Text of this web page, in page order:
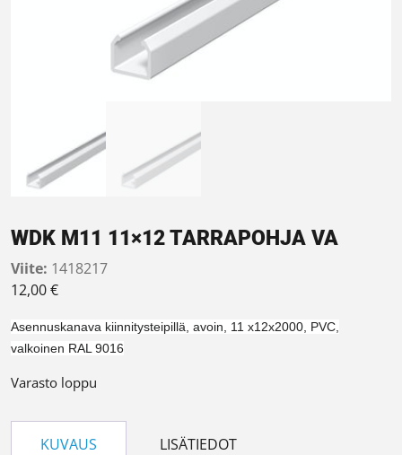
WDK M11 11×12 TARRAPOHJA VA
Viite: 1418217
12,00€
Asennuskanava kiinnitysteipillä, avoin, 11 x12x2000, PVC,
valkoinen RAL 9016
Varasto loppu
KUVAUS LISÄTIEDOT